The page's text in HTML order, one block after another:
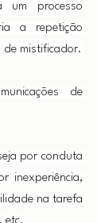
processo
a repetição
de mistificador.
de
por conduta
inexperiência,
na tarefa